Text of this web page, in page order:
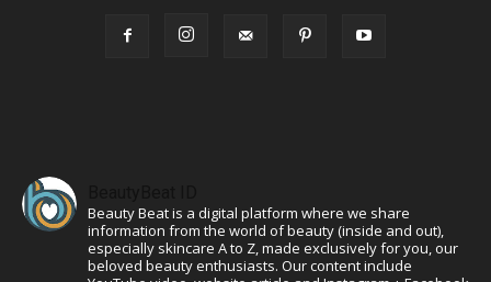
Beauty Beat is a digital platform where we share
information from the world of beauty (inside and out),
especially skincare A to Z, made exclusively for you, our
beloved beauty enthusiasts. Our content include